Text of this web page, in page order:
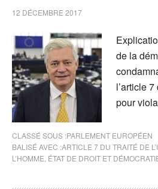
12 DÉCEMBRE 2017
de la
l’article
pour
CLASSÉ SOUS :PARLEMENT EUROPÉEN
BALISÉ AVEC :ARTICLE 7 DU TRAITÉ DE
L’HOMME ÉTAT DE DROIT ET